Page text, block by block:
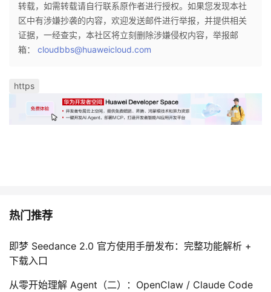
转载，如需转载请自行联系原作者进行授权。如果您发现本社
区中有涉嫌抄袭的内容，欢迎发送邮件进行举报，并提供相关
证据，一经查实，本社区将立刻删除涉嫌侵权内容，举报邮
箱： cloudbbs@huaweicloud.com
https
热门推荐
即梦 Seedance 2.0 官方使用手册发布：完整功能解析 +
下载入口
从零开始理解 Agent（二）：OpenClaw / Claude Code